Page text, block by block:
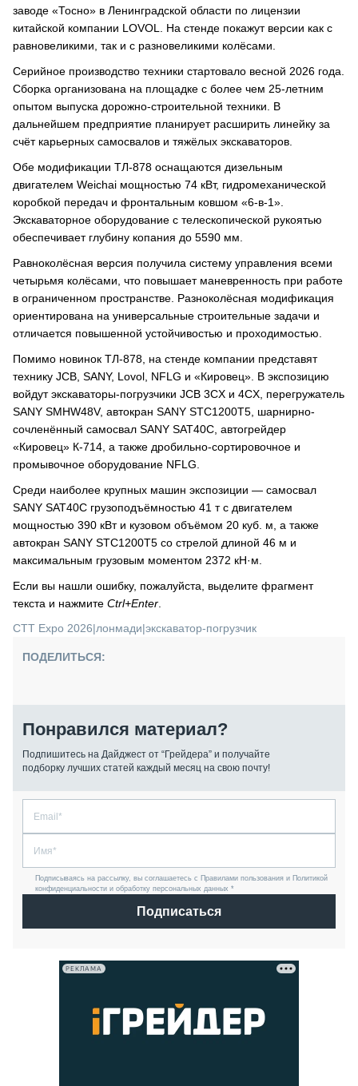
заводе «Тосно» в Ленинградской области по лицензии
китайской компании LOVOL. На стенде покажут версии как с
равновеликими, так и с разновеликими колёсами.
Серийное производство техники стартовало весной 2026 года.
Сборка организована на площадке с более чем 25-летним
опытом выпуска дорожно-строительной техники. В
дальнейшем предприятие планирует расширить линейку за
счёт карьерных самосвалов и тяжёлых экскаваторов.
Обе модификации ТЛ-878 оснащаются дизельным
двигателем Weichai мощностью 74 кВт, гидромеханической
коробкой передач и фронтальным ковшом «6-в-1».
Экскаваторное оборудование с телескопической рукоятью
обеспечивает глубину копания до 5590 мм.
Равноколёсная версия получила систему управления всеми
четырьмя колёсами, что повышает маневренность при работе
в ограниченном пространстве. Разноколёсная модификация
ориентирована на универсальные строительные задачи и
отличается повышенной устойчивостью и проходимостью.
Помимо новинок ТЛ-878, на стенде компании представят
технику JCB, SANY, Lovol, NFLG и «Кировец». В экспозицию
войдут экскаваторы-погрузчики JCB 3CX и 4CX, перегружатель
SANY SMHW48V, автокран SANY STC1200T5, шарнирно-
сочленённый самосвал SANY SAT40C, автогрейдер
«Кировец» К-714, а также дробильно-сортировочное и
промывочное оборудование NFLG.
Среди наиболее крупных машин экспозиции — самосвал
SANY SAT40C грузоподъёмностью 41 т с двигателем
мощностью 390 кВт и кузовом объёмом 20 куб. м, а также
автокран SANY STC1200T5 со стрелой длиной 46 м и
максимальным грузовым моментом 2372 кН·м.
Если вы нашли ошибку, пожалуйста, выделите фрагмент
текста и нажмите Ctrl+Enter
CTT Expo 2026|лонмади|экскаватор-погрузчик
ПОДЕЛИТЬСЯ:
Понравился материал?
Подпишитесь на Дайджест от “Грейдера” и получайте
подборку лучших статей каждый месяц на свою почту!
Подписываясь на рассылку, вы соглашаетесь с Правилами пользования и Политикой
конфиденциальности и обработку персональных данных *
Подписаться
РЕКЛАМА